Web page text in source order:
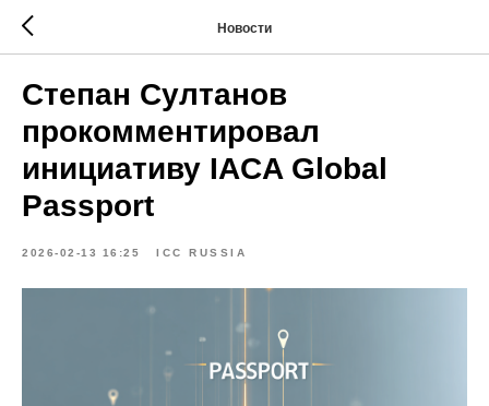
Новости
Степан Султанов
прокомментировал
инициативу IACA Global
Passport
2026-02-13 16:25 ICC RUSSIA